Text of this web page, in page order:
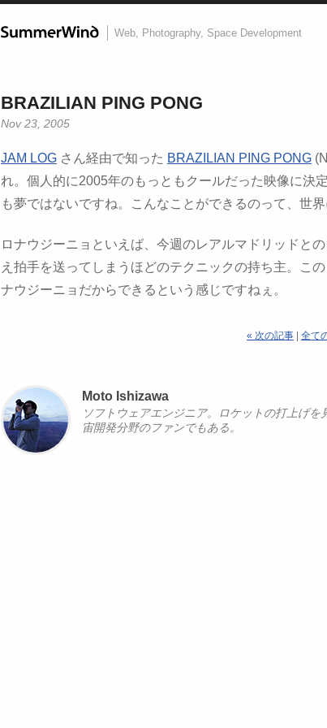
Web, Photography, Space Development
BRAZILIAN PING PONG
Nov 23, 2005
JAM LOG さん経由で知った BRAZILIAN PING PONG
れ。個人的に2005年のもっともクールだった映像に決
も夢ではないですね。こんなことができるのって、世
ロナウジーニョといえば、今週のレアルマドリッドと
え拍手を送ってしまうほどのテクニックの持ち主。こ
ナウジーニョだからできるという感じですねぇ。
« 次の記事 全て
Moto Ishizawa
ソフトウェアエンジニア。ロケットの打上げ
宙開発分野のファンでもある。